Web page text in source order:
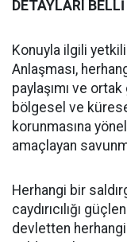
DETAYLARI
Konuyla ilgili
Anlaşması,
paylaşımı ve
bölgesel ve
korunmasına
amaçlayan
Herhangi bir
caydırıcılığı
devletten